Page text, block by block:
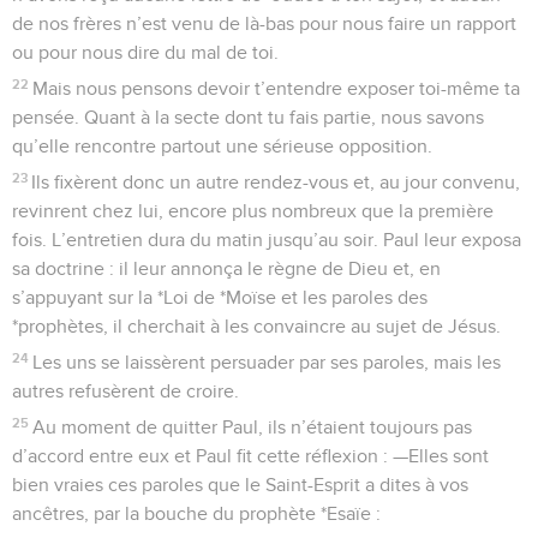
de nos frères n’est venu de là-bas pour nous faire un rapport
ou pour nous dire du mal de toi.
22 Mais nous pensons devoir t’entendre exposer toi-même ta
pensée. Quant à la secte dont tu fais partie, nous savons
qu’elle rencontre partout une sérieuse opposition.
23 Ils fixèrent donc un autre rendez-vous et, au jour convenu,
revinrent chez lui, encore plus nombreux que la première
fois. L’entretien dura du matin jusqu’au soir. Paul leur exposa
sa doctrine : il leur annonça le règne de Dieu et, en
s’appuyant sur la *Loi de *Moïse et les paroles des
*prophètes, il cherchait à les convaincre au sujet de Jésus.
24 Les uns se laissèrent persuader par ses paroles, mais les
autres refusèrent de croire.
25 Au moment de quitter Paul, ils n’étaient toujours pas
d’accord entre eux et Paul fit cette réflexion : —Elles sont
bien vraies ces paroles que le Saint-Esprit a dites à vos
ancêtres, par la bouche du prophète *Esaïe :